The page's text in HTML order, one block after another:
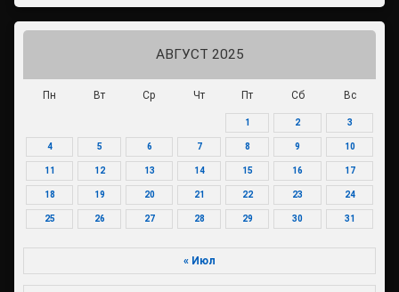
АВГУСТ 2025
Пн Вт Ср Чт Пт Сб Вс
1 2 3
4 5 6 7 8 9 10
11 12 13 14 15 16 17
18 19 20 21 22 23 24
25 26 27 28 29 30 31
« Июл